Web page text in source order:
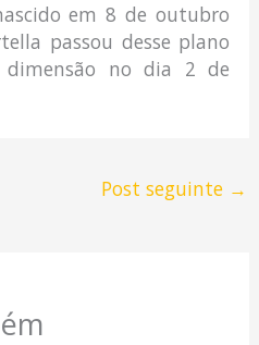
em 8 de outubro
passou desse plano
no dia 2 de
Post seguinte →